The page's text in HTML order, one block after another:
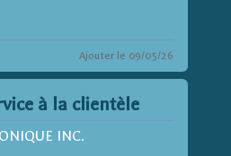
Ajouter le 09/05/26
à la clientèle
INC.